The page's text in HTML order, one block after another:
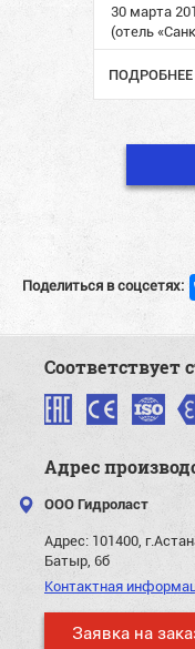
30 марта
(отель
BREAKBULK
ПОДРОБНЕЕ
Поделиться в соцсетях:
Соответствует
Адрес
ООО Гидроласт
Адрес: 101400,
Батыр, 6б
Контактная
Заявка на